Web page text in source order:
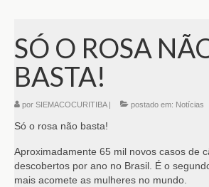
SÓ O ROSA
BASTA!
por SIEMACOCURITIBA| postado em: Notícias
Só o rosa não basta!
Aproximadamente 65 mil novos casos de
descobertos por ano no Brasil. É o
mais acomete as mulheres no mundo.